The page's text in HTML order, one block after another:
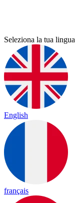
Seleziona la tua lingua
English
français